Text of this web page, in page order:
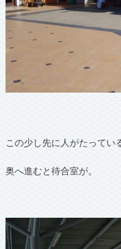
この少し先に人がたってい
奥へ進むと待合室が。